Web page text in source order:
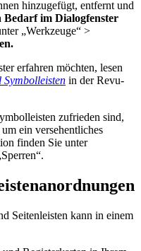
hinzugefügt, entfernt und
Bedarf im Dialogfenster
„Werkzeuge“ >
erfahren möchten, lesen
Symbolleisten in der Revu-
zufrieden sind,
ein versehentliches
finden Sie unter
Seitenleisten kann in einem